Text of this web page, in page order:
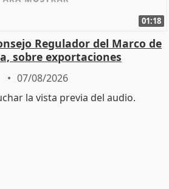
01:18
Regulador del Marco de
sobre exportaciones
07/08/2026